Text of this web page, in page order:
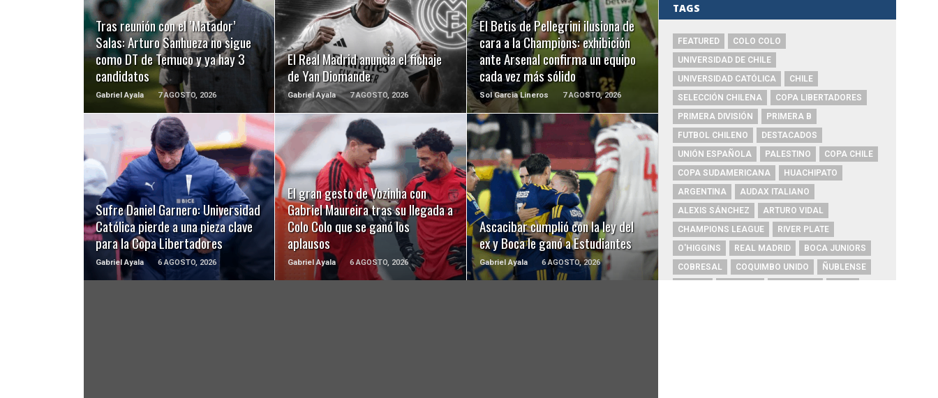
Tras reunión con el ’Matador’
Salas: Arturo Sanhueza no sigue
como DT de Temuco y ya hay 3
candidatos
Gabriel Ayala 7 AGOSTO, 2026
LEER MÁS
El Real Madrid anuncia el fichaje
de Yan Diomande
Gabriel Ayala 7 AGOSTO, 2026
LEER MÁS
El Betis de Pellegrini ilusiona de
cara a la Champions: exhibición
ante Arsenal confirma un equipo
cada vez más sólido
Sol Garcia Lineros 7 AGOSTO, 2026
LEER MÁS
Sufre Daniel Garnero: Universidad
Católica pierde a una pieza clave
para la Copa Libertadores
Gabriel Ayala 6 AGOSTO, 2026
LEER MÁS
El gran gesto de Vozinha con
Gabriel Maureira tras su llegada a
Colo Colo que se ganó los
aplausos
Gabriel Ayala 6 AGOSTO, 2026
LEER MÁS
Ascacibar cumplió con la ley del
ex y Boca le ganó a Estudiantes
Gabriel Ayala 6 AGOSTO, 2026
LEER MÁS
TAGS
FEATURED
COLO COLO
UNIVERSIDAD DE CHILE
UNIVERSIDAD CATÓLICA
CHILE
SELECCIÓN CHILENA
COPA LIBERTADORES
PRIMERA DIVISIÓN
PRIMERA B
FUTBOL CHILENO
DESTACADOS
UNIÓN ESPAÑOLA
PALESTINO
COPA CHILE
COPA SUDAMERICANA
HUACHIPATO
ARGENTINA
AUDAX ITALIANO
ALEXIS SÁNCHEZ
ARTURO VIDAL
CHAMPIONS LEAGUE
RIVER PLATE
O'HIGGINS
REAL MADRID
BOCA JUNIORS
COBRESAL
COQUIMBO UNIDO
ÑUBLENSE